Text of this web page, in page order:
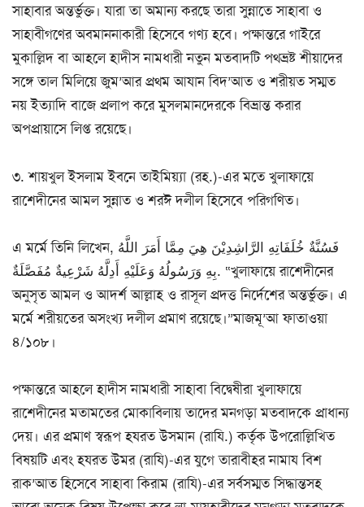
সাহাবার অন্তর্ভুক্ত। যারা তা অমান্য করছে তারা সুন্নাতে সাহাবা ও
সাহাবীগণের অবমাননাকারী হিসেবে গণ্য হবে। পক্ষান্তরে গাইরে
মুকাল্লিদ বা আহলে হাদীস নামধারী নতুন মতবাদটি পথভ্রষ্ট শীয়াদের
সঙ্গে তাল মিলিয়ে জুম’আর প্রথম আযান বিদ’আত ও শরীয়ত সম্মত
নয় ইত্যাদি বাজে প্রলাপ করে মুসলমানদেরকে বিভ্রান্ত করার
অপপ্রায়াসে লিপ্ত রয়েছে।
৩. শায়খুল ইসলাম ইবনে তাইমিয়্যা (রহ.)-এর মতে খুলাফায়ে
রাশেদীনের আমল সুন্নাত ও শরঈ দলীল হিসেবে পরিগণিত।
এ মর্মে তিনি লিখেন, فَسُنَّةٌ خُلَفَاتِهِ الرَّاشِدِيْنَ هِيَ مِمَّا أَمَرَ اللَّهُ
بِهِ وَرَسُولُهُ وَعَلَيْهِ أَدِلَّهُ شَرْعِيةٌ مُفَصَّلَةٌ. “খুলাফায়ে রাশেদীনের
অনুসৃত আমল ও আদর্শ আল্লাহ ও রাসূল প্রদত্ত নির্দেশের অন্তর্ভুক্ত। এ
মর্মে শরীয়তের অসংখ্য দলীল প্রমাণ রয়েছে।”মাজমূ’আ ফাতাওয়া
৪/১০৮।
পক্ষান্তরে আহলে হাদীস নামধারী সাহাবা বিদ্বেষীরা খুলাফায়ে
রাশেদীনের মতামতের মোকাবিলায় তাদের মনগড়া মতবাদকে প্রাধান্য
দেয়। এর প্রমাণ স্বরূপ হযরত উসমান (রাযি.) কর্তৃক উপরোল্লিখিত
বিষয়টি এবং হযরত উমর (রাযি)-এর যুগে তারাবীহর নামায বিশ
রাক’আত হিসেবে সাহাবা কিরাম (রাযি)-এর সর্বসম্মত সিদ্ধান্তসহ